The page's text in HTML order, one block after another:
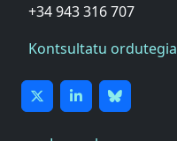
+34 943 316 707
Kontsultatu ordutegia